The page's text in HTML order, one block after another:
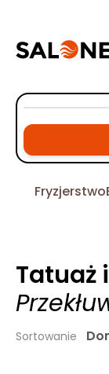
Fryzjerstwo
Tatuaż
Sortowanie